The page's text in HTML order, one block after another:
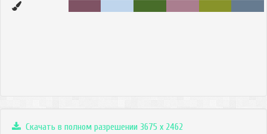
Скачать в полном разрешении 3675 x 2462